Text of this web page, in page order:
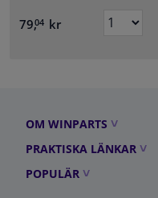
79,04 kr
OM WINPARTS
PRAKTISKA LÄNKAR
POPULÄR